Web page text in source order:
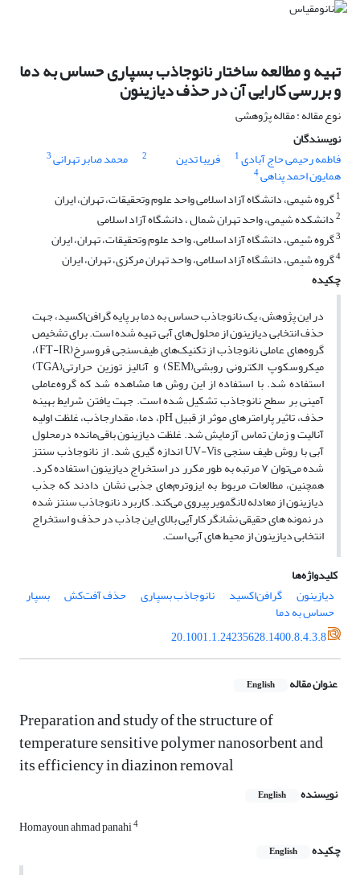
تهیه و مطالعه ساختار نانو‌جاذب بسپاری حساس به دما
و بررسی کارایی آن در حذف دیازینون
نوع مقاله : مقاله پژوهشی
نویسندگان
فاطمه رحیمی حاج آبادی1 فریبا تدین 2 محمد صابر تهرانی3
همایون احمد پناهی4
1گروه شیمی، دانشگاه آزاد اسلامی واحد علوم وتحقیقات، تهران، ایران
2دانشکده شیمی، واحد تهران شمال ، دانشگاه آزاد اسلامی
3گروه شیمی، دانشگاه آزاد اسلامی، واحد علوم وتحقیقات، تهران، ایران
4گروه شیمی، دانشگاه آزاد اسلامی، واحد تهران مرکزی، تهران، ایران
چکیده
در این پژوهش، یک نانو‌جاذب حساس ‌به ‌دما بر پایه گرافن‌اکسید، جهت
حذف انتخابی دیازینون از محلول‌های آبی تهیه شده است. برای تشخیص
گروه‌های عاملی نانو‌جاذب از تکنیک‌های‌ طیف‌سنجی فروسرخ(FT-IR)،
میکروسکوپ الکترونی روبشی(SEM) و آنالیز توزین حرارتی(TGA)
استفاده شد. با استفاده از این روش ­ها مشاهده شد که گروه‌عاملی
آمینی بر سطح نانوجاذب تشکیل شده است. جهت یافتن شرایط بهینه
حذف، تاثیر پارامتر‌های موثر از قبیل pH، دما، مقدارجاذب، غلظت اولیه
آنالیت و زمان تماس آزمایش شد. غلظت دیازینون باقی‌مانده درمحلول
آبی با روش طیف­ سنجی UV-Vis اندازه­ گیری شد. از نانوجاذب سنتز
شده می‌توان ۷ مرتبه به طور مکرر در استخراج دیازینون استفاده کرد.
همچنین، مطالعات مربوط به ایزوترم‌های جذبی نشان دادند که جذب
دیازینون از معادله لانگمویر پیروی می‌کند. کاربرد نانو‌جاذب سنتز شده
در نمونه ­های حقیقی نشانگر کارآیی بالای این جاذب در حذف و استخراج
انتخابی دیازینون از محیط‌ های آبی است.
کلیدواژه‌ها
دیازینون
گرافن‌اکسید نانوجاذب بسپاری حذف آفت‌کش بسپار
حساس به دما
20.1001.1.24235628.1400.8.4.3.8
عنوان مقاله English
Preparation and study of the structure of
temperature sensitive polymer nanosorbent and
its efficiency in diazinon removal
نویسنده English
Homayoun ahmad panahi4
چکیده English